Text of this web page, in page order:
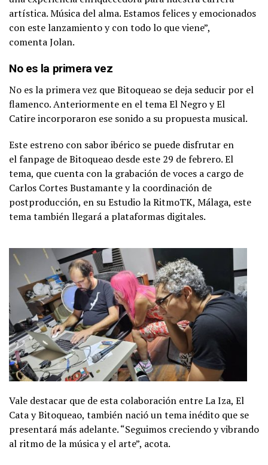
artística. Música del alma. Estamos felices y emocionados
con este lanzamiento y con todo lo que viene”,
comenta Jolan.
No es la primera vez
No es la primera vez que Bitoqueao se deja seducir por el
flamenco. Anteriormente en el temaEl Negro y El
Catireincorporaron ese sonido a su propuesta musical.
Este estreno con sabor ibérico se puede disfrutar en
el fanpage de Bitoqueao desde este 29 de febrero. El
tema, que cuenta con la grabación de voces a cargo de
Carlos Cortes Bustamante y la coordinación de
postproducción, en su Estudio la RitmoTK, Málaga, este
tema también llegará a plataformas digitales.
Vale destacar que de esta colaboración entre La Iza, El
Cata y Bitoqueao, también nació un tema inédito que se
presentará más adelante. “Seguimos creciendo y vibrando
al ritmo de la música y el arte”, acota.